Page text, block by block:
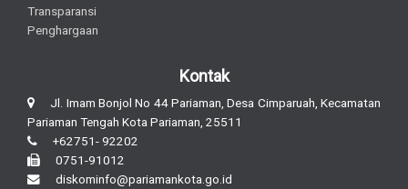
Transparansi
Penghargaan
Kontak
Jl. Imam Bonjol No 44 Pariaman, Desa Cimparuah, Kecamatan
Pariaman Tengah Kota Pariaman, 25511
+62751- 92202
0751-91012
diskominfo@pariamankota.go.id